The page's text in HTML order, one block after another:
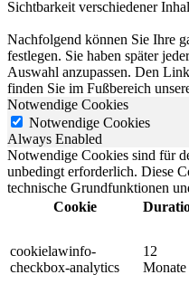
Sichtbarkeit verschiedener
Nachfolgend können Sie Ihre
festlegen. Sie haben später
Auswahl anzupassen. Den
finden Sie im Fußbereich
Notwendige Cookies
Notwendige Cookies
Always Enabled
Notwendige Cookies sind für
unbedingt erforderlich. Diese
technische Grundfunktionen
Cookie
cookielawinfo-
checkbox-analytics
12
Monate